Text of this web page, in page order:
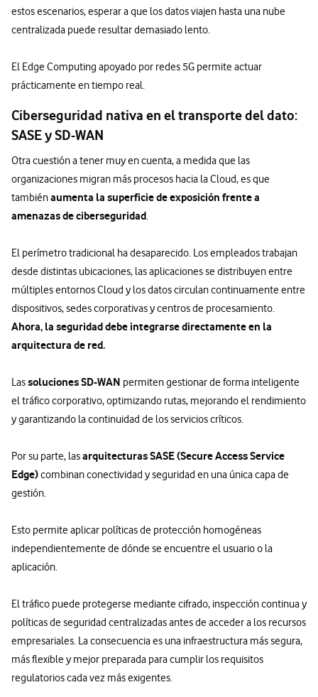
estos escenarios, esperar a que los datos viajen hasta una nube
centralizada puede resultar demasiado lento.
El Edge Computing apoyado por redes 5G permite actuar
prácticamente en tiempo real.
Ciberseguridad nativa en el transporte del dato:
SASE y SD-WAN
Otra cuestión a tener muy en cuenta, a medida que las
organizaciones migran más procesos hacia la Cloud, es que
tambiénaumenta la superficie de exposición frente a
amenazas de ciberseguridad.
El perímetro tradicional ha desaparecido. Los empleados trabajan
desde distintas ubicaciones, las aplicaciones se distribuyen entre
múltiples entornos Cloud y los datos circulan continuamente entre
dispositivos, sedes corporativas y centros de procesamiento.
Ahora, la seguridad debe integrarse directamente en la
arquitectura de red.
Lassoluciones SD-WAN permiten gestionar de forma inteligente
el tráfico corporativo, optimizando rutas, mejorando el rendimiento
y garantizando la continuidad de los servicios críticos.
Por su parte, lasarquitecturas SASE (Secure Access Service
Edge)combinan conectividad y seguridad en una única capa de
gestión.
Esto permite aplicar políticas de protección homogéneas
independientemente de dónde se encuentre el usuario o la
aplicación.
El tráfico puede protegerse mediante cifrado, inspección continua y
políticas de seguridad centralizadas antes de acceder a los recursos
empresariales. La consecuencia es una infraestructura más segura,
más flexible y mejor preparada para cumplir los requisitos
regulatorios cada vez más exigentes.